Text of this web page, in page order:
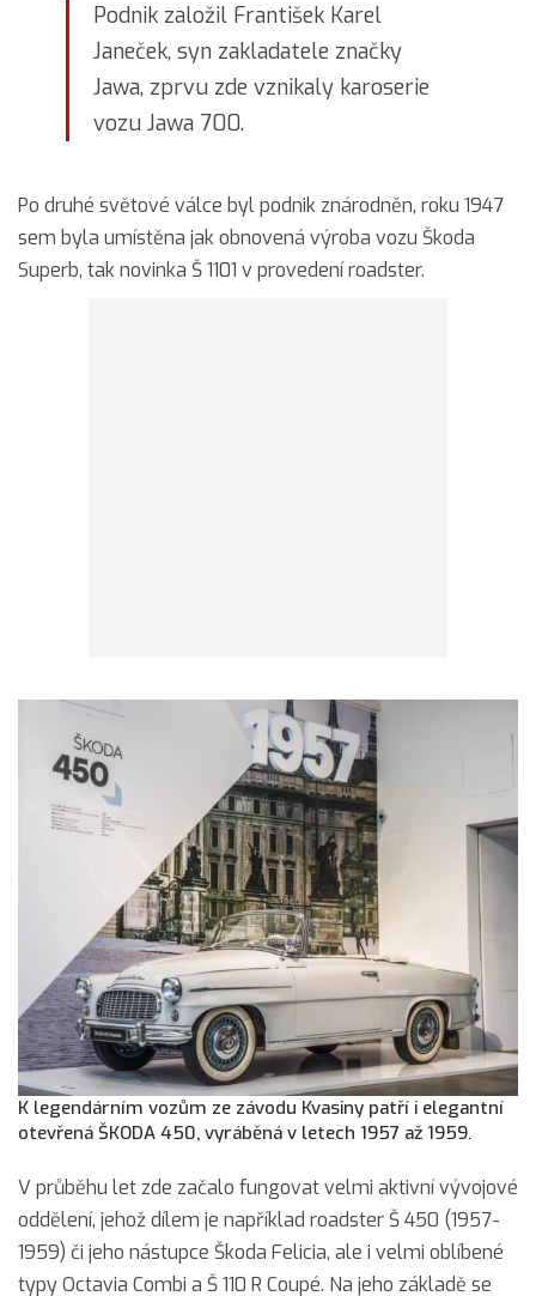
Podnik založil František Karel
Janeček, syn zakladatele značky
Jawa, zprvu zde vznikaly karoserie
vozu Jawa 700.
Po druhé světové válce byl podnik znárodněn, roku 1947
sem byla umístěna jak obnovená výroba vozu Škoda
Superb, tak novinka Š 1101 v provedení roadster.
K legendárním vozům ze závodu Kvasiny patří i elegantní
otevřená ŠKODA 450, vyráběná v letech 1957 až 1959.
V průběhu let zde začalo fungovat velmi aktivní vývojové
oddělení, jehož dílem je například roadster Š 450 (1957-
1959) či jeho nástupce Škoda Felicia, ale i velmi oblíbené
typy Octavia Combi a Š 110 R Coupé. Na jeho základě se